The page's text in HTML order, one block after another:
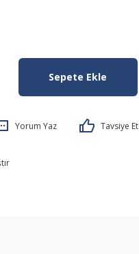
Sepete Ekle
Yorum Yaz Tavsiye Et